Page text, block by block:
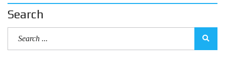
Search